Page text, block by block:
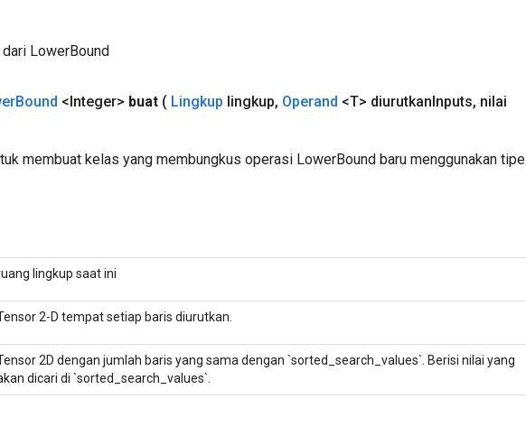
LowerBound
Bound <Integer> buat ( Lingkup lingkup, Operand <T> diurutkanInputs, nilai
membuat kelas yang membungkus operasi LowerBound baru menggunakan tipe
lingkup saat ini
2-D tempat setiap baris diurutkan.
2D dengan jumlah baris yang sama dengan `sorted_search_values`. Berisi nilai yang
dicari di `sorted_search_values`.